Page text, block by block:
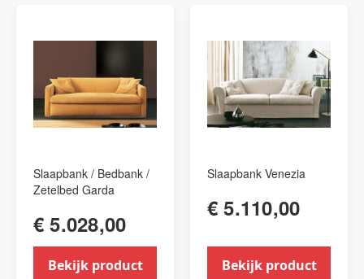
Slaapbank / Bedbank /
Zetelbed Garda
€ 5.028,00
Bekijk product
Slaapbank Venezia
€ 5.110,00
Bekijk product